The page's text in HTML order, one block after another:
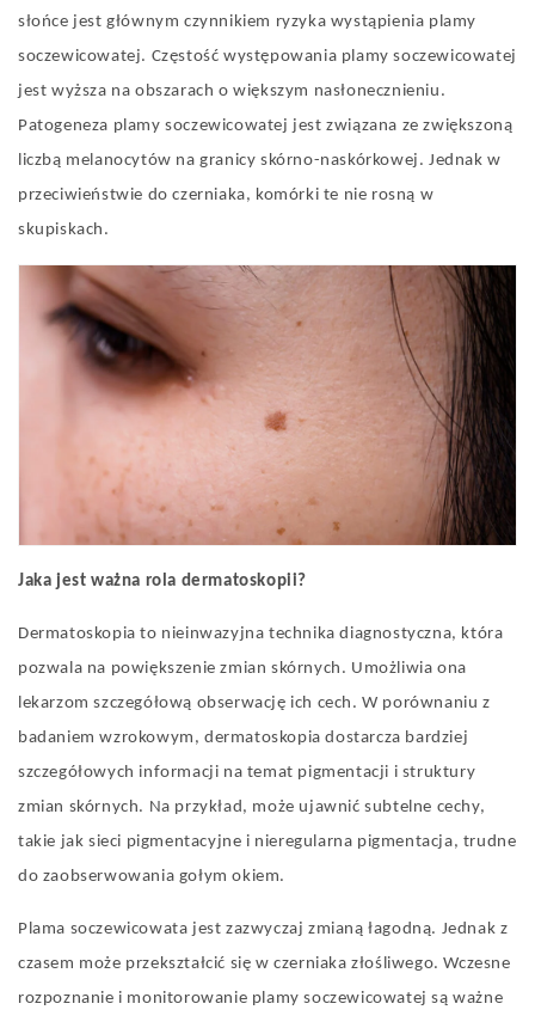
słońce jest głównym czynnikiem ryzyka wystąpienia plamy
soczewicowatej. Częstość występowania plamy soczewicowatej
jest wyższa na obszarach o większym nasłonecznieniu.
Patogeneza plamy soczewicowatej jest związana ze zwiększoną
liczbą melanocytów na granicy skórno-naskórkowej. Jednak w
przeciwieństwie do czerniaka, komórki te nie rosną w
skupiskach.
Jaka jest ważna rola dermatoskopii?
Dermatoskopia to nieinwazyjna technika diagnostyczna, która
pozwala na powiększenie zmian skórnych. Umożliwia ona
lekarzom szczegółową obserwację ich cech. W porównaniu z
badaniem wzrokowym, dermatoskopia dostarcza bardziej
szczegółowych informacji na temat pigmentacji i struktury
zmian skórnych. Na przykład, może ujawnić subtelne cechy,
takie jak sieci pigmentacyjne i nieregularna pigmentacja, trudne
do zaobserwowania gołym okiem.
Plama soczewicowata jest zazwyczaj zmianą łagodną. Jednak z
czasem może przekształcić się w czerniaka złośliwego. Wczesne
rozpoznanie i monitorowanie plamy soczewicowatej są ważne